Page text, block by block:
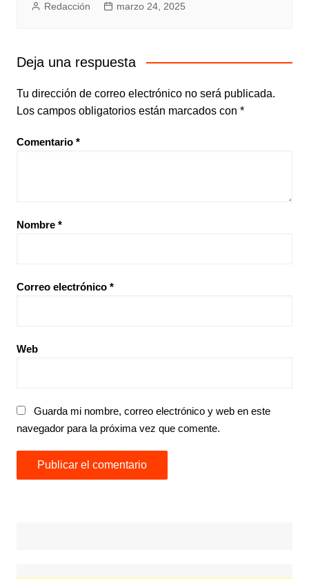
Redacción marzo 24, 2025
Deja una respuesta
Tu dirección de correo electrónico no será publicada.
Los campos obligatorios están marcados con *
Comentario *
Nombre *
Correo electrónico *
Web
Guarda mi nombre, correo electrónico y web en este
navegador para la próxima vez que comente.